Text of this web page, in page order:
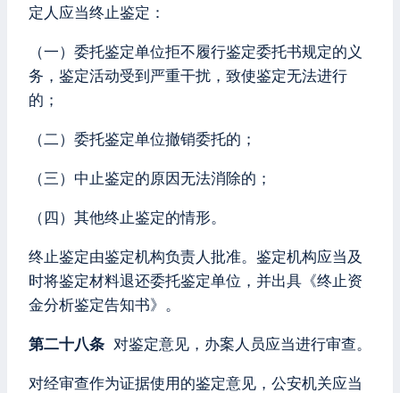
定人应当终止鉴定：
（一）委托鉴定单位拒不履行鉴定委托书规定的义
务，鉴定活动受到严重干扰，致使鉴定无法进行
的；
（二）委托鉴定单位撤销委托的；
（三）中止鉴定的原因无法消除的；
（四）其他终止鉴定的情形。
终止鉴定由鉴定机构负责人批准。鉴定机构应当及
时将鉴定材料退还委托鉴定单位，并出具《终止资
金分析鉴定告知书》。
第二十八条 对鉴定意见，办案人员应当进行审查。
对经审查作为证据使用的鉴定意见，公安机关应当